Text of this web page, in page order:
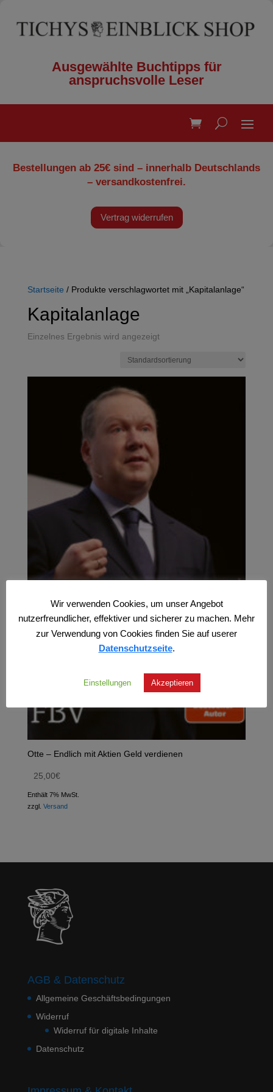
Ausgewählte Buchtipps für
anspruchsvolle Leser
Bestellungen ab 25€ sind – innerhalb Deutschlands
– versandkostenfrei.
Vertrag widerrufen
Startseite / Produkte verschlagwortet mit „Kapitalanlage“
Kapitalanlage
Einzelnes Ergebnis wird angezeigt
Otte – Endlich mit Aktien Geld verdienen
25,00€
Enthält 7% MwSt.
zzgl. Versand
AGB & Datenschutz
Allgemeine Geschäftsbedingungen
Widerruf
Widerruf für digitale Inhalte
Datenschutz
Wir verwenden Cookies, um unser Angebot
nutzerfreundlicher, effektiver und sicherer zu machen. Mehr
zur Verwendung von Cookies finden Sie auf userer
Datenschutzseite.
Einstellungen Akzeptieren